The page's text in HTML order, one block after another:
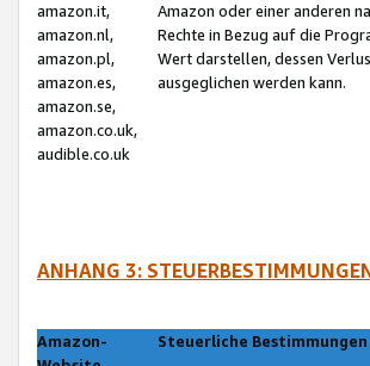
amazon.it,
amazon.nl,
amazon.pl,
amazon.es,
amazon.se,
amazon.co.uk,
audible.co.uk
Amazon oder einer anderen
Rechte in Bezug auf die
Wert darstellen, dessen
ausgeglichen werden kann.
ANHANG 3:
Amazon-
Steuerliche Bestimmungen